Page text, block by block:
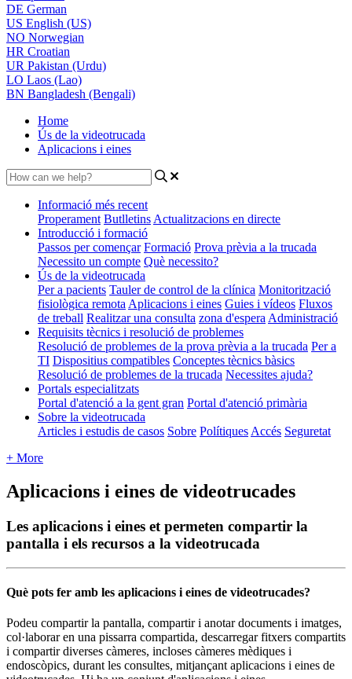
DE German
US English (US)
NO Norwegian
HR Croatian
UR Pakistan (Urdu)
LO Laos (Lao)
BN Bangladesh (Bengali)
Home
Ús de la videotrucada
Aplicacions i eines
Informació més recent
Properament Butlletins Actualitzacions en directe
Introducció i formació
Passos per començar Formació Prova prèvia a la trucada
Necessito un compte Què necessito?
Ús de la videotrucada
Per a pacients Tauler de control de la clínica Monitorització
fisiològica remota Aplicacions i eines Guies i vídeos Fluxos
de treball Realitzar una consulta zona d'espera Administració
Requisits tècnics i resolució de problemes
Resolució de problemes de la prova prèvia a la trucada Per a
TI Dispositius compatibles Conceptes tècnics bàsics
Resolució de problemes de la trucada Necessites ajuda?
Portals especialitzats
Portal d'atenció a la gent gran Portal d'atenció primària
Sobre la videotrucada
Articles i estudis de casos Sobre Polítiques Accés Seguretat
+ More
Aplicacions i eines de videotrucades
Les aplicacions i eines et permeten compartir la
pantalla i els recursos a la videotrucada
Què pots fer amb les aplicacions i eines de videotrucades?
Podeu compartir la pantalla, compartir i anotar documents i imatges,
col·laborar en una pissarra compartida, descarregar fitxers compartits
i compartir diverses càmeres, incloses càmeres mèdiques i
endoscòpics, durant les consultes, mitjançant aplicacions i eines de